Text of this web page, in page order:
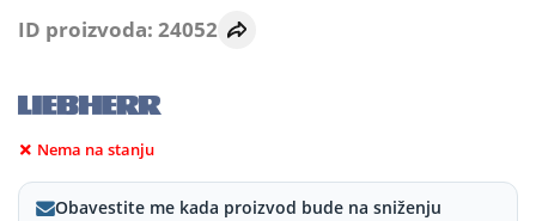
ID proizvoda: 24052
Nema na stanju
Obavestite me kada proizvod bude na sniženju